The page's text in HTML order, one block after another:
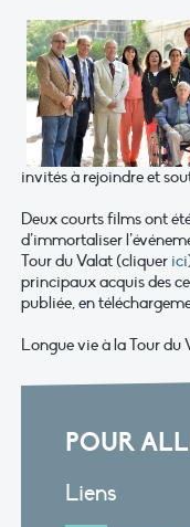
invités à rejoindre et
Deux courts films ont
d’immortaliser
Tour du Valat (cliquer ici
principaux acquis des
publiée, en
Longue vie à la Tour du
POUR
Liens